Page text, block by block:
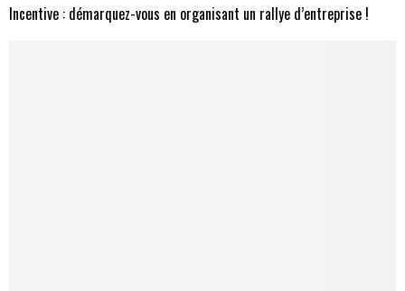
Incentive : démarquez-vous en organisant un rallye d’entreprise !